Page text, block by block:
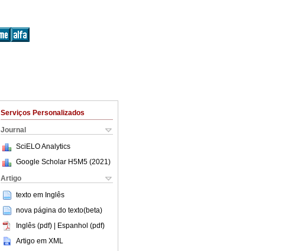
Serviços Personalizados
Journal
SciELO Analytics
Google Scholar H5M5 (2021 )
Artigo
texto em Inglês
nova página do texto(beta)
Inglês (pdf) | Espanhol (pdf)
Artigo em XML